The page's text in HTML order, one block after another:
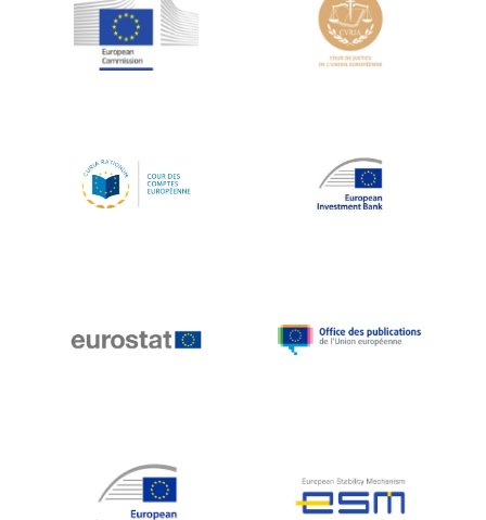
Jean-Louis Schiltz
Jean-Victor Louis
Johnny Åkerholm
Katharien L.C. Hunt
Klaus-Heiner Lehne
Koen LENAERTS